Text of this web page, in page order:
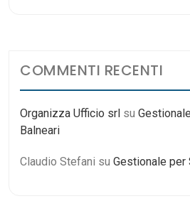
COMMENTI RECENTI
Organizza Ufficio srl su
Balneari
Claudio Stefani su Gestionale per